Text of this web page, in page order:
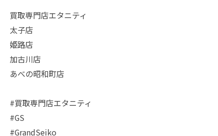
買取専門店エタニティ
太子店
姫路店
加古川店
あべの昭和町店
#買取専門店エタニティ
#GS
#GrandSeiko